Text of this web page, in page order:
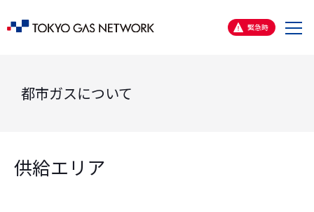
緊急時
メ
都市ガスについて
供給エリア